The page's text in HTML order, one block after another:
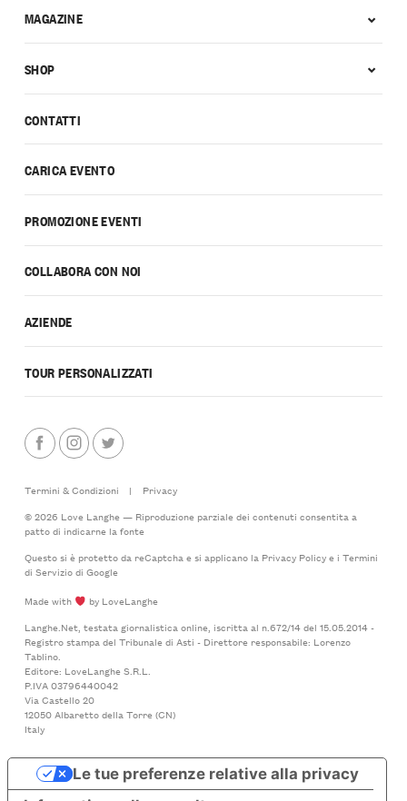
CONTATTI
CARICA EVENTO
PROMOZIONE EVENTI
COLLABORA CON NOI
AZIENDE
TOUR PERSONALIZZATI
MAGAZINE
SHOP
Termini & Condizioni |
Privacy
© 2026 Love Langhe — Riproduzione parziale dei contenuti consentita a
patto di indicarne la fonte
Questo si è protetto da reCaptcha e si applicano la Privacy Policye i Termini
di Serviziodi Google
Made with
by LoveLanghe
Langhe.Net, testata giornalistica online, iscritta al n.672/14 del 15.05.2014 -
Registro stampa del Tribunale di Asti - Direttore responsabile: Lorenzo
Tablino.
Editore: LoveLanghe S.R.L.
P.IVA 03796440042
Via Castello 20
12050 Albaretto della Torre (CN)
Italy
Le tue preferenze relative alla privacy